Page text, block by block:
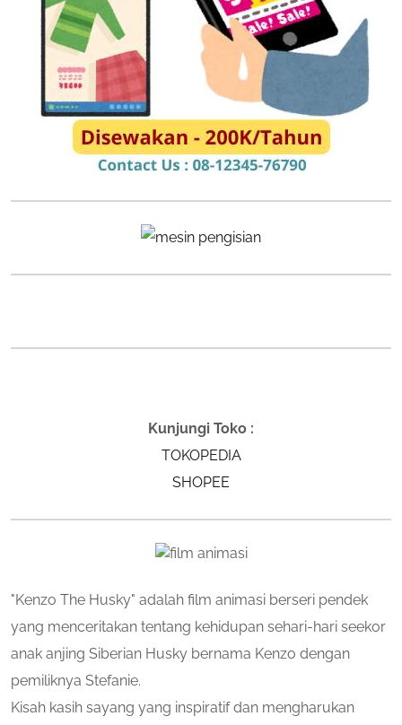
Kunjungi Toko :
TOKOPEDIA
SHOPEE
"Kenzo The Husky" adalah film animasi berseri pendek
yang menceritakan tentang kehidupan sehari-hari seekor
anak anjing Siberian Husky bernama Kenzo dengan
pemiliknya Stefanie.
Kisah kasih sayang yang inspiratif dan mengharukan